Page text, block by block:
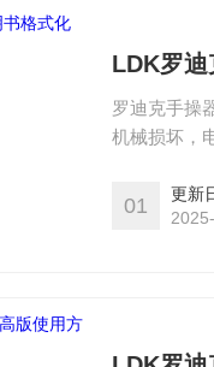
LDK罗
罗迪克手操
机械损坏，
如若要关闭
01
更新